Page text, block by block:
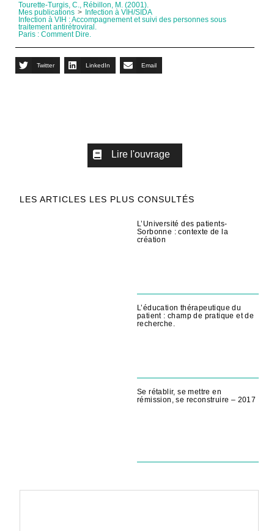
Tourette-Turgis, C., Rébillon, M. (2001).
Mes publications > Infection à VIH/SIDA
Infection à VIH : Accompagnement et suivi des personnes sous
traitement antirétroviral.
Paris : Comment Dire.
Twitter LinkedIn Email
Lire l'ouvrage
LES ARTICLES LES PLUS CONSULTÉS
L’Université des patients-
Sorbonne : contexte de la
création
L’éducation thérapeutique du
patient : champ de pratique et de
recherche.
Se rétablir, se mettre en
rémission, se reconstruire – 2017